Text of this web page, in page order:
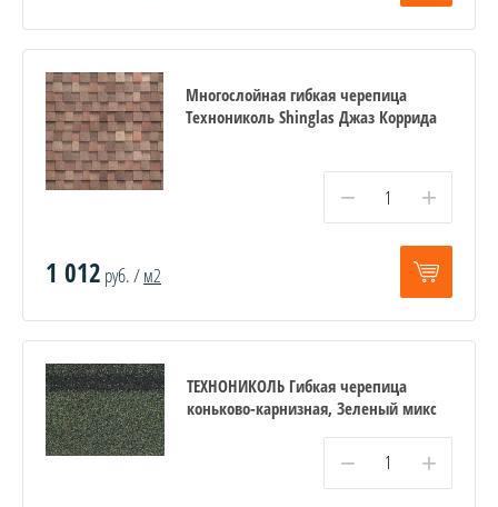
Многослойная гибкая черепица
Технониколь Shinglas Джаз Коррида
− +
1 012 руб. /м2
ТЕХНОНИКОЛЬ Гибкая черепица
коньково-карнизная, Зеленый микс
− +